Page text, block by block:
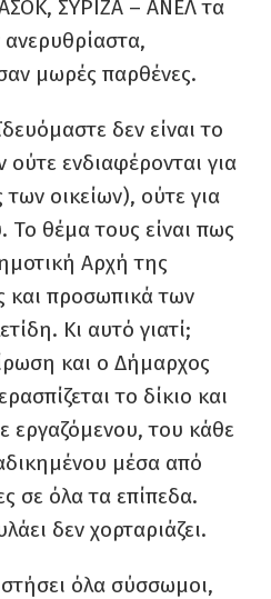
ΣΥΡΙΖΑ – ΑΝΕΛ τα
μωρές παρθένες.
δεν είναι το
ενδιαφέρονται για
οικείων), ούτε για
θέμα τους είναι πως
Αρχή της
και προσωπικά των
Κι αυτό γιατί;
και ο Δήμαρχος
το δίκιο και
εργαζόμενου, του κάθε
μέσα από
σε όλα τα επίπεδα.
δεν χορταριάζει.
στήσει όλα σύσσωμοι,